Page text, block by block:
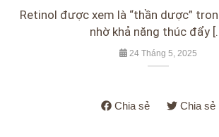
Retinol được xem là “thần dược”
nhờ khả năng thúc đẩy
24 Tháng 5, 2025
Chia sẻ Chia sẻ